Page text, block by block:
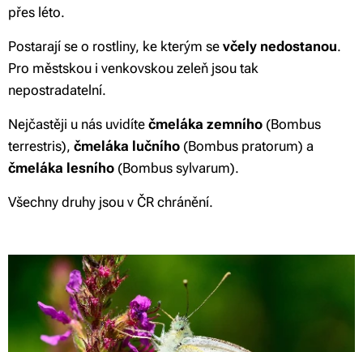
přes léto.
Postarají se o rostliny, ke kterým se včely nedostanou.
Pro městskou i venkovskou zeleň jsou tak
nepostradatelní.
Nejčastěji u nás uvidíte čmeláka zemního (Bombus
terrestris), čmeláka lučního (Bombus pratorum) a
čmeláka lesního (Bombus sylvarum).
Všechny druhy jsou v ČR chránění.